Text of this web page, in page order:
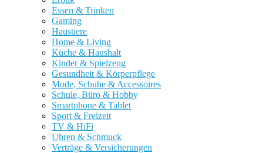
Essen & Trinken
Gaming
Haustiere
Home & Living
Küche & Haushalt
Kinder & Spielzeug
Gesundheit & Körperpflege
Mode, Schuhe & Accessoires
Schule, Büro & Hobby
Smartphone & Tablet
Sport & Freizeit
TV & HiFi
Uhren & Schmuck
Verträge & Versicherungen